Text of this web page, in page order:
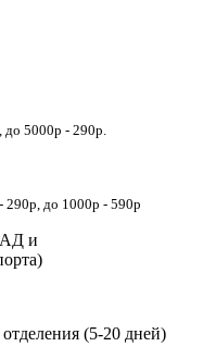
до 5000р - 290р.
290р, до 1000р - 590р
и
(5-20 дней)